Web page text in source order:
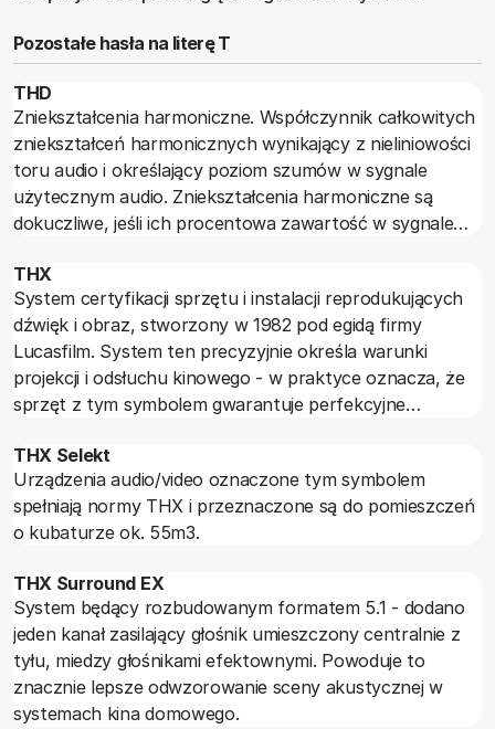
Pozostałe hasła na literę T
THD
Zniekształcenia harmoniczne. Współczynnik całkowitych
zniekształceń harmonicznych wynikający z nieliniowości
toru audio i określający poziom szumów w sygnale
użytecznym audio. Zniekształcenia harmoniczne są
dokuczliwe, jeśli ich procentowa zawartość w sygnale
zniekształceń dźwięku jako 1%.
THX
System certyfikacji sprzętu i instalacji reprodukujących
dźwięk i obraz, stworzony w 1982 pod egidą firmy
Lucasfilm. System ten precyzyjnie określa warunki
projekcji i odsłuchu kinowego - w praktyce oznacza, że
sprzęt z tym symbolem gwarantuje perfekcyjne
Urządzenia są testowane na jakość obrazu i dźwięku, na
łatwość obsługi, ergonomię oraz niezawodność.
THX Selekt
Urządzenia audio/video oznaczone tym symbolem
spełniają normy THX i przeznaczone są do pomieszczeń
o kubaturze ok. 55m3.
THX Surround EX
System będący rozbudowanym formatem 5.1 - dodano
jeden kanał zasilający głośnik umieszczony centralnie z
tyłu, miedzy głośnikami efektownymi. Powoduje to
znacznie lepsze odwzorowanie sceny akustycznej w
systemach kina domowego.